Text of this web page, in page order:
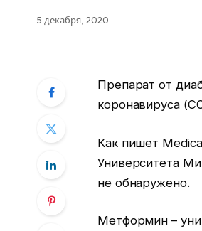
5 декабря, 2020
Препарат от
коронавируса
Как пишет
Университета
не обнаружено.
Метформин –